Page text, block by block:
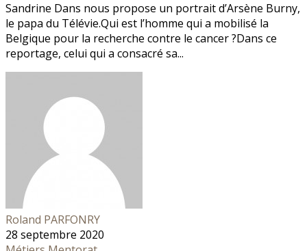
Sandrine Dans nous propose un portrait d’Arsène Burny,
le papa du Télévie.Qui est l’homme qui a mobilisé la
Belgique pour la recherche contre le cancer ?Dans ce
reportage, celui qui a consacré sa...
Roland PARFONRY
28 septembre 2020